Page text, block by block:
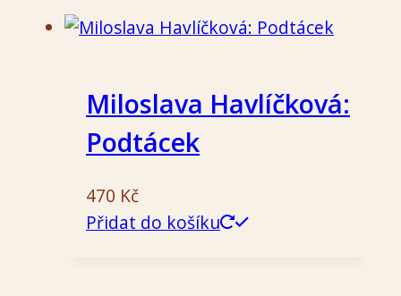
Miloslava Havlíčková:
Podtácek
470 Kč
Přidat do košíku